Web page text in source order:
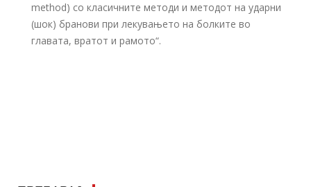
method) со класичните методи и методот на ударни
(шок) бранови при лекувањето на болките во
главата, вратот и рамото“.